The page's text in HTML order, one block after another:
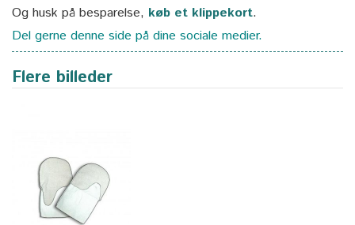
Og husk på besparelse, køb et klippekort.
Del gerne denne side på dine sociale medier.
Flere billeder